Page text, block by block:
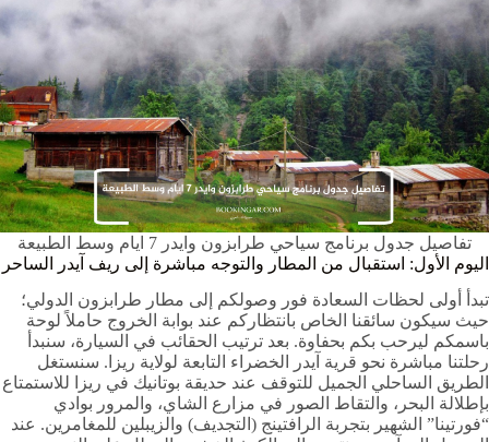
تفاصيل جدول برنامج سياحي طرابزون وايدر 7 ايام وسط الطبيعة
اليوم الأول: استقبال من المطار والتوجه مباشرة إلى ريف آيدر الساحر
تبدأ أولى لحظات السعادة فور وصولكم إلى مطار طرابزون الدولي؛
حيث سيكون سائقنا الخاص بانتظاركم عند بوابة الخروج حاملاً لوحة
باسمكم ليرحب بكم بحفاوة. بعد ترتيب الحقائب في السيارة، سنبدأ
رحلتنا مباشرة نحو قرية آيدر الخضراء التابعة لولاية ريزا. سنستغل
الطريق الساحلي الجميل للتوقف عند حديقة بوتانيك في ريزا للاستمتاع
بإطلالة البحر، والتقاط الصور في مزارع الشاي، والمرور بوادي
“فورتينا” الشهير بتجربة الرافتينج (التجديف) والزيبلين للمغامرين. عند